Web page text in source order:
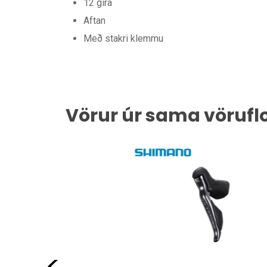
12 gíra
Aftan
Með stakri klemmu
Vörur úr sama